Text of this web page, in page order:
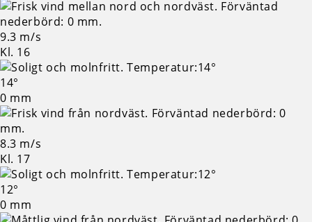
9.3 m/s
Kl. 16
14°
0 mm
8.3 m/s
Kl. 17
12°
0 mm